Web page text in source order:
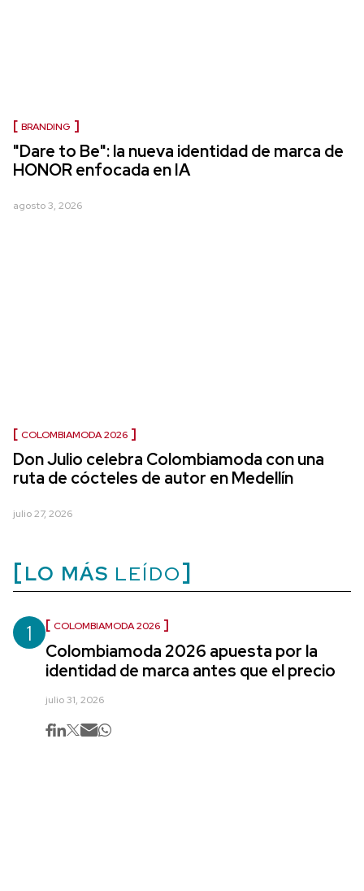
BRANDING
"Dare to Be": la nueva identidad de marca de
HONOR enfocada en IA
agosto 3, 2026
COLOMBIAMODA 2026
Don Julio celebra Colombiamoda con una
ruta de cócteles de autor en Medellín
julio 27, 2026
LO MÁS LEÍDO
1 COLOMBIAMODA 2026
Colombiamoda 2026 apuesta por la
identidad de marca antes que el precio
julio 31, 2026